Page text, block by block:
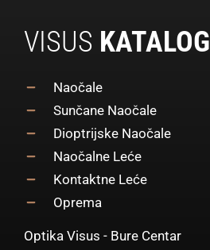
VISUS KATALOG
Naočale
Sunčane Naočale
Dioptrijske Naočale
Naočalne Leće
Kontaktne Leće
Oprema
Optika Visus - Bure Centar